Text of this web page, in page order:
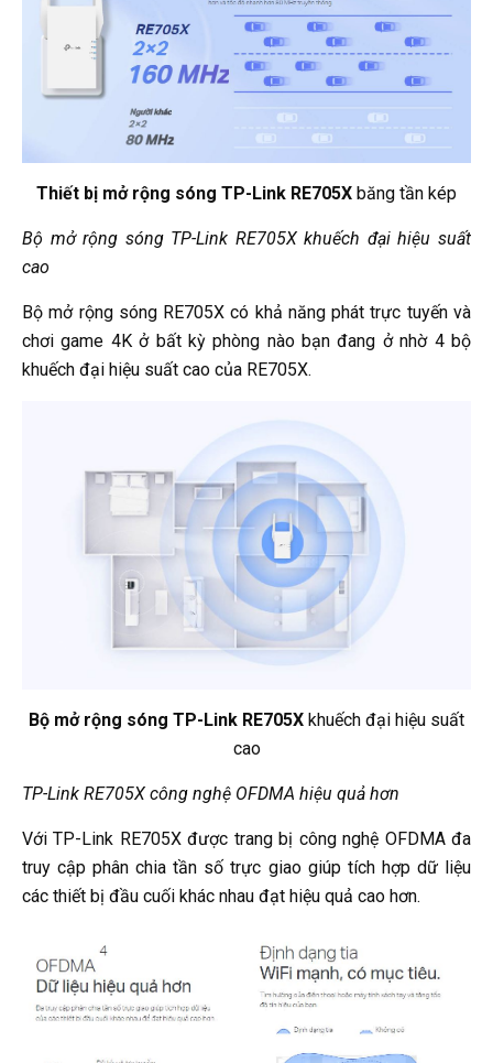
Thiết bị mở rộng sóng TP-Link RE705X băng tần kép
Bộ mở rộng sóng TP-Link RE705X khuếch đại hiệu suất
cao
Bộ mở rộng sóng RE705X có khả năng phát trực tuyến và
chơi game 4K ở bất kỳ phòng nào bạn đang ở nhờ 4 bộ
khuếch đại hiệu suất cao của RE705X.
Bộ mở rộng sóng TP-Link RE705X khuếch đại hiệu suất
cao
TP-Link RE705X công nghệ OFDMA hiệu quả hơn
Với TP-Link RE705X được trang bị công nghệ OFDMA đa
truy cập phân chia tần số trực giao giúp tích hợp dữ liệu
các thiết bị đầu cuối khác nhau đạt hiệu quả cao hơn.